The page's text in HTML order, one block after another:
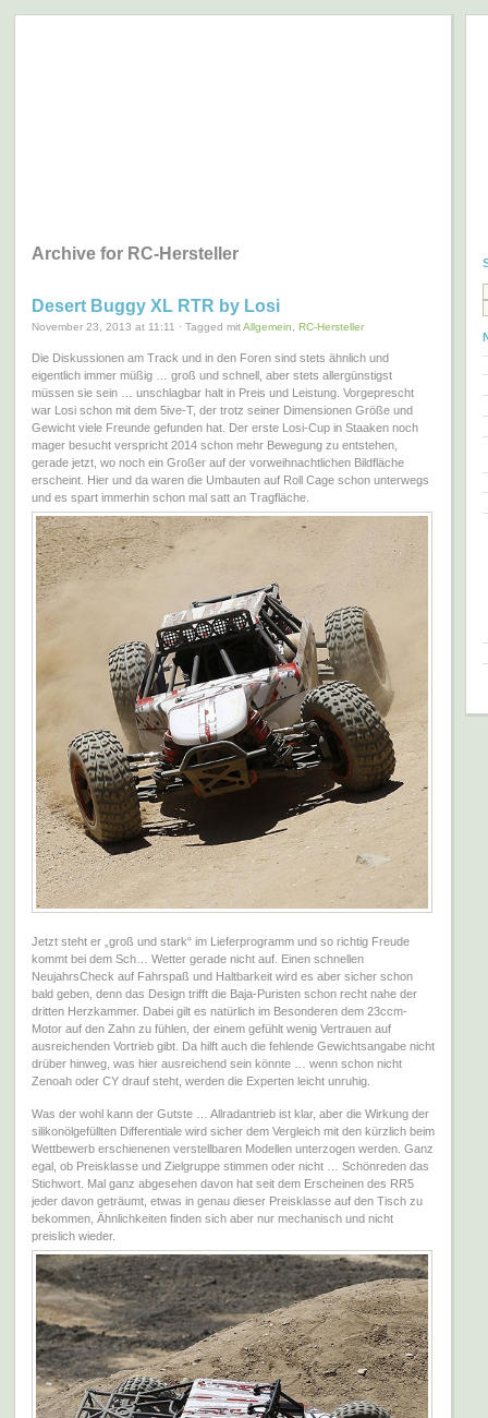
Archive for RC-Hersteller
Desert Buggy XL RTR by Losi
November 23, 2013 at 11:11 · Tagged mitAllgemein RC-Hersteller
Die Diskussionen am Track und in den Foren sind stets ähnlich und
eigentlich immer müßig … groß und schnell, aber stets allergünstigst
müssen sie sein … unschlagbar halt in Preis und Leistung. Vorgeprescht
war Losi schon mit dem 5ive-T, der trotz seiner Dimensionen Größe und
Gewicht viele Freunde gefunden hat. Der erste Losi-Cup in Staaken noch
mager besucht verspricht 2014 schon mehr Bewegung zu entstehen,
gerade jetzt, wo noch ein Großer auf der vorweihnachtlichen Bildfläche
erscheint. Hier und da waren die Umbauten auf Roll Cage schon unterwegs
und es spart immerhin schon mal satt an Tragfläche.
Jetzt steht er „groß und stark“ im Lieferprogramm und so richtig Freude
kommt bei dem Sch… Wetter gerade nicht auf. Einen schnellen
NeujahrsCheck auf Fahrspaß und Haltbarkeit wird es aber sicher schon
bald geben, denn das Design trifft die Baja-Puristen schon recht nahe der
dritten Herzkammer. Dabei gilt es natürlich im Besonderen dem 23ccm-
Motor auf den Zahn zu fühlen, der einem gefühlt wenig Vertrauen auf
ausreichenden Vortrieb gibt. Da hilft auch die fehlende Gewichtsangabe nicht
drüber hinweg, was hier ausreichend sein könnte … wenn schon nicht
Zenoah oder CY drauf steht, werden die Experten leicht unruhig.
Was der wohl kann der Gutste … Allradantrieb ist klar, aber die Wirkung der
silikonölgefüllten Differentiale wird sicher dem Vergleich mit den kürzlich beim
Wettbewerb erschienenen verstellbaren Modellen unterzogen werden. Ganz
egal, ob Preisklasse und Zielgruppe stimmen oder nicht … Schönreden das
Stichwort. Mal ganz abgesehen davon hat seit dem Erscheinen des RR5
jeder davon geträumt, etwas in genau dieser Preisklasse auf den Tisch zu
bekommen, Ähnlichkeiten finden sich aber nur mechanisch und nicht
preislich wieder.